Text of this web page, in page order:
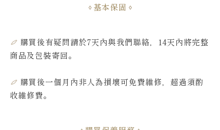
基本保固
購買後有疑問請於7天內與我們聯絡，14天內將完整
商品及包裝寄回。
購買後一個月內非人為損壞可免費維修，超過須酌
收維修費。